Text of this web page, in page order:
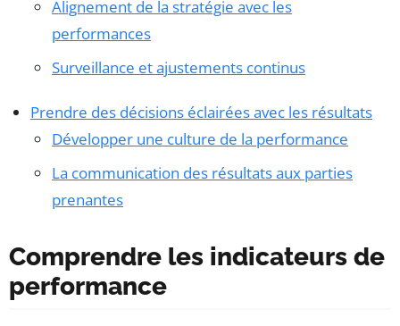
Alignement de la stratégie avec les
performances
Surveillance et ajustements continus
Prendre des décisions éclairées avec les résultats
Développer une culture de la performance
La communication des résultats aux parties
prenantes
Comprendre les indicateurs de
performance